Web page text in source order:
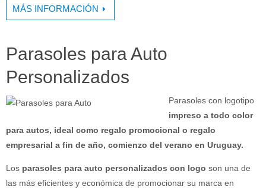
MÁS INFORMACIÓN
Parasoles para Auto
Personalizados
Parasoles con logotipo
impreso a todo color
para autos, ideal como regalo promocional o regalo
empresarial a fin de año, comienzo del verano en Uruguay.
Los parasoles para auto personalizados con logo son una de
las más eficientes y económica de promocionar su marca en